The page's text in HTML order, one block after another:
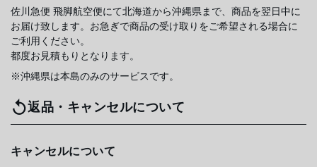
佐川急便 飛脚航空便にて北海道から沖縄県まで、商品を翌日中に
お届け致します。お急ぎで商品の受け取りをご希望される場合に
ご利用ください。
都度お見積もりとなります。
※沖縄県は本島のみのサービスです。
返品・キャンセルについて
キャンセルについて